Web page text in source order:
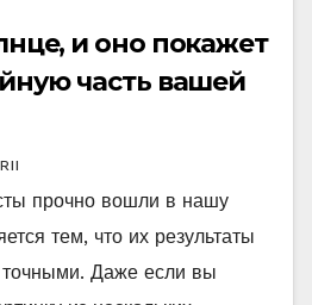
и оно покажет
часть вашей
прочно вошли в нашу
тем, что их результаты
точными. Даже если вы